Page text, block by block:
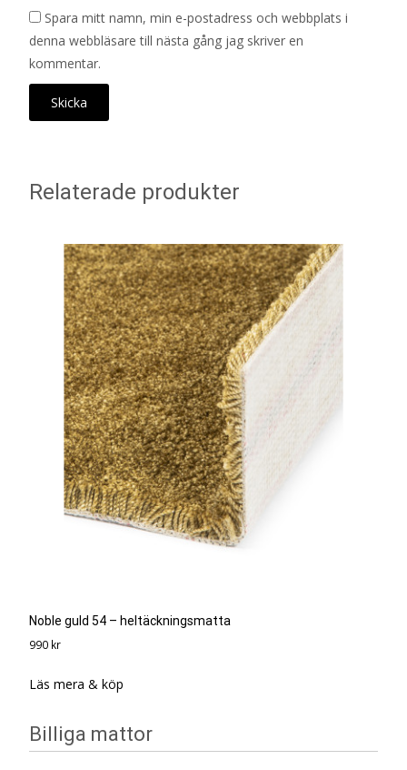
Spara mitt namn, min e-postadress och webbplats i
denna webbläsare till nästa gång jag skriver en
kommentar.
Relaterade produkter
Noble guld 54 – heltäckningsmatta
990 kr
Läs mera & köp
Billiga mattor